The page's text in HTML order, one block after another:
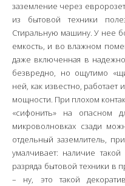
заземление через
из бытовой техники
Стиральную машину. У нее
емкость, и во влажном
даже включенная в
безвредно, но ощутимо
ней, как известно,
мощности. При плохом
«сифонить» на опасном
микроволновках сзади
отдельный заземлитель,
умалчивает: наличие
разряда бытовой техники в
– ну, это такой